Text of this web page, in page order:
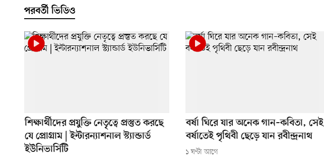
পরবর্তী ভিডিও
শিক্ষার্থীদের প্রযুক্তি নেতৃত্বে প্রস্তুত করছে
যে প্রোগ্রাম | ইন্টারন্যাশনাল স্ট্যান্ডার্ড
ইউনিভার্সিটি
বর্ষা ঘিরে যার অনেক গান–কবিতা, সেই
বর্ষাতেই পৃথিবী ছেড়ে যান রবীন্দ্রনাথ
১ ঘণ্টা আগে